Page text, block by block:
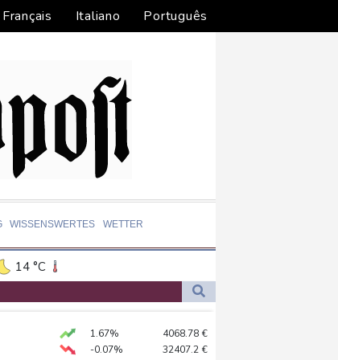
Français Italiano Português
WISSENSWERTES WETTER
14 °C
1.67% 4068.78 €
-0.07% 32407.2 €